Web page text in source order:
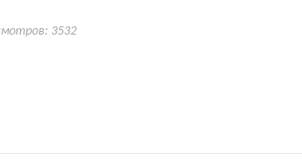
3532